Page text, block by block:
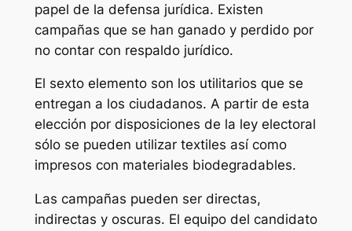
papel de la defensa jurídica. Existen
campañas que se han ganado y perdido por
no contar con respaldo jurídico.
El sexto elemento son los utilitarios que se
entregan a los ciudadanos. A partir de esta
elección por disposiciones de la ley electoral
sólo se pueden utilizar textiles así como
impresos con materiales biodegradables.
Las campañas pueden ser directas,
indirectas y oscuras. El equipo del candidato